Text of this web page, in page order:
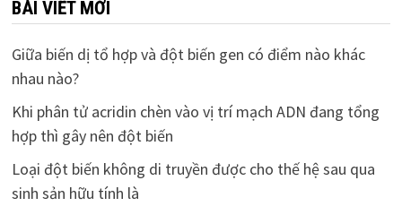
BÀI VIẾT MỚI
Giữa biến dị tổ hợp và đột biến gen có điểm nào khác
nhau nào?
Khi phân tử acridin chèn vào vị trí mạch ADN đang tổng
hợp thì gây nên đột biến
Loại đột biến không di truyền được cho thế hệ sau qua
sinh sản hữu tính là